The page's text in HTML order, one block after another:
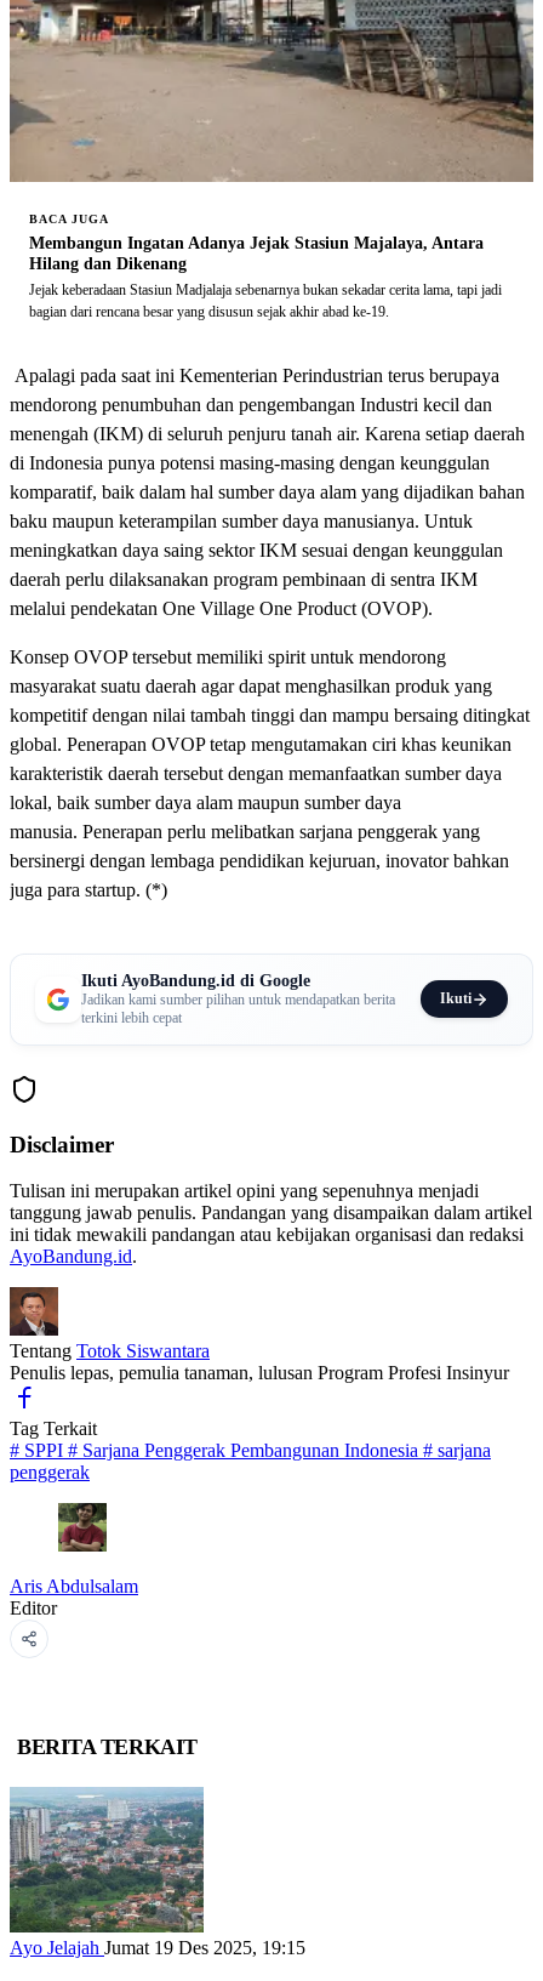
BACA JUGA
Membangun Ingatan Adanya Jejak Stasiun Majalaya, Antara
Hilang dan Dikenang
Jejak keberadaan Stasiun Madjalaja sebenarnya bukan sekadar cerita lama, tapi jadi
bagian dari rencana besar yang disusun sejak akhir abad ke-19.
Apalagi pada saat ini Kementerian Perindustrian terus berupaya
mendorong penumbuhan dan pengembangan Industri kecil dan
menengah (IKM) di seluruh penjuru tanah air. Karena setiap daerah
di Indonesia punya potensi masing-masing dengan keunggulan
komparatif, baik dalam hal sumber daya alam yang dijadikan bahan
baku maupun keterampilan sumber daya manusianya. Untuk
meningkatkan daya saing sektor IKM sesuai dengan keunggulan
daerah perlu dilaksanakan program pembinaan di sentra IKM
melalui pendekatan One Village One Product (OVOP).
Konsep OVOP tersebut memiliki spirit untuk mendorong
masyarakat suatu daerah agar dapat menghasilkan produk yang
kompetitif dengan nilai tambah tinggi dan mampu bersaing ditingkat
global. Penerapan OVOP tetap mengutamakan ciri khas keunikan
karakteristik daerah tersebut dengan memanfaatkan sumber daya
lokal, baik sumber daya alam maupun sumber daya
manusia. Penerapan perlu melibatkan sarjana penggerak yang
bersinergi dengan lembaga pendidikan kejuruan, inovator bahkan
juga para startup. (*)
Ikuti AyoBandung.id di Google
Jadikan kami sumber pilihan untuk mendapatkan berita
terkini lebih cepat
Ikuti
Disclaimer
Tulisan ini merupakan artikel opini yang sepenuhnya menjadi
tanggung jawab penulis. Pandangan yang disampaikan dalam artikel
ini tidak mewakili pandangan atau kebijakan organisasi dan redaksi
AyoBandung.id.
Tentang Totok Siswantara
Penulis lepas, pemulia tanaman, lulusan Program Profesi Insinyur
Tag Terkait
# SPPI # Sarjana Penggerak Pembangunan Indonesia # sarjana
penggerak
Aris Abdulsalam
Editor
BERITA TERKAIT
Ayo Jelajah Jumat 19 Des 2025, 19:15